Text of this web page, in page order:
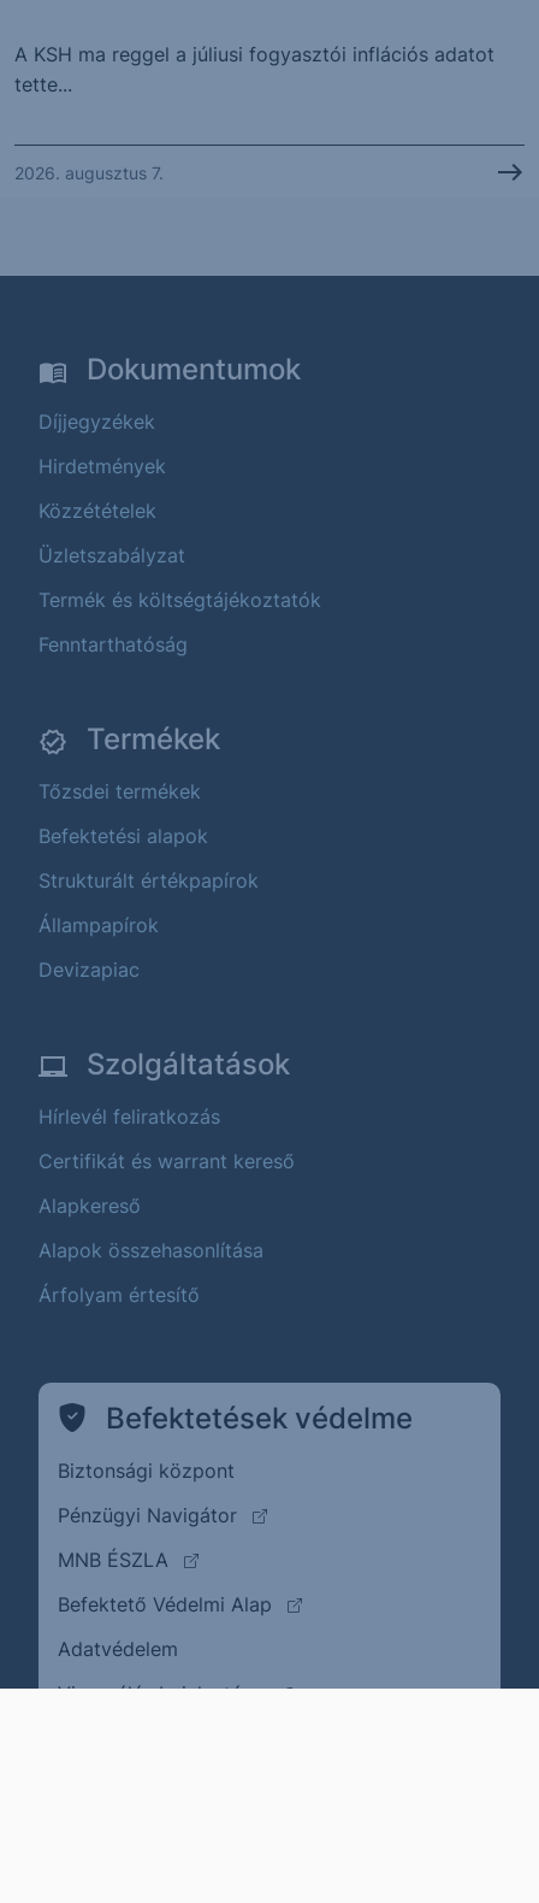
A KSH ma reggel a júliusi fogyasztói inflációs adatot
tette...
2026. augusztus 7.
Dokumentumok
Díjjegyzékek
Hirdetmények
Közzétételek
Üzletszabályzat
Termék és költségtájékoztatók
Fenntarthatóság
Termékek
Tőzsdei termékek
Befektetési alapok
Strukturált értékpapírok
Állampapírok
Devizapiac
Szolgáltatások
Hírlevél feliratkozás
Certifikát és warrant kereső
Alapkereső
Alapok összehasonlítása
Árfolyam értesítő
Befektetések védelme
Biztonsági központ
Pénzügyi Navigátor
(külső oldalra ugrik)
MNB ÉSZLA
(külső oldalra ugrik)
Befektető Védelmi Alap
(külső oldalra ugrik)
Adatvédelem
Visszaélés bejelentése(külső oldalra ugrik)